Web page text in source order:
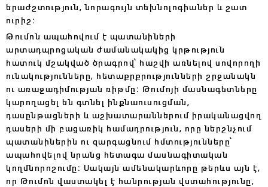
երաժշտություն, նորագույն տեխնոլոգիաներ և շատ
ուրիշ։
Թումոն ապահովում է պատանիների
արտադպրոցական ժամանակակից կրթություն
հատուկ մշակված ծրագրով՝ հաշվի առնելով սովորողի
ունակությունները, հետաքրքրությունների շրջանակն
ու առաջադիմության ռիթմը։ Թումոյի մասնագետները
կարողացել են գտնել ինքնաուսուցման,
դասընթացների և աշխատարաններում իրականացվող
դասերի մի բացառիկ համադրություն, որը ներշնչում
պատանիներին ու զարգացնում հմտությունները՝
ապահովելով նրանց հետագա մասնագիտական
կողմնորոշումը։ Սակայն ամենակարևորը թերևս այն է,
որ Թումոն վաստակել է հանրության վստահությունը,